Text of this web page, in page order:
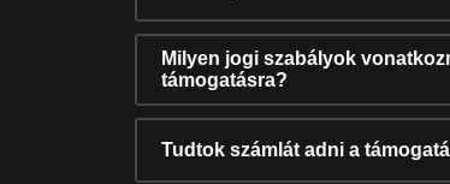
Milyen jogi szabályok
támogatásra?
Tudtok számlát adni a